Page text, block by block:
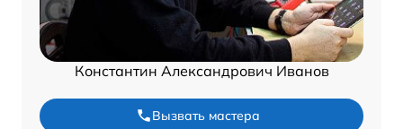
Константин Александрович Иванов
Вызвать мастера